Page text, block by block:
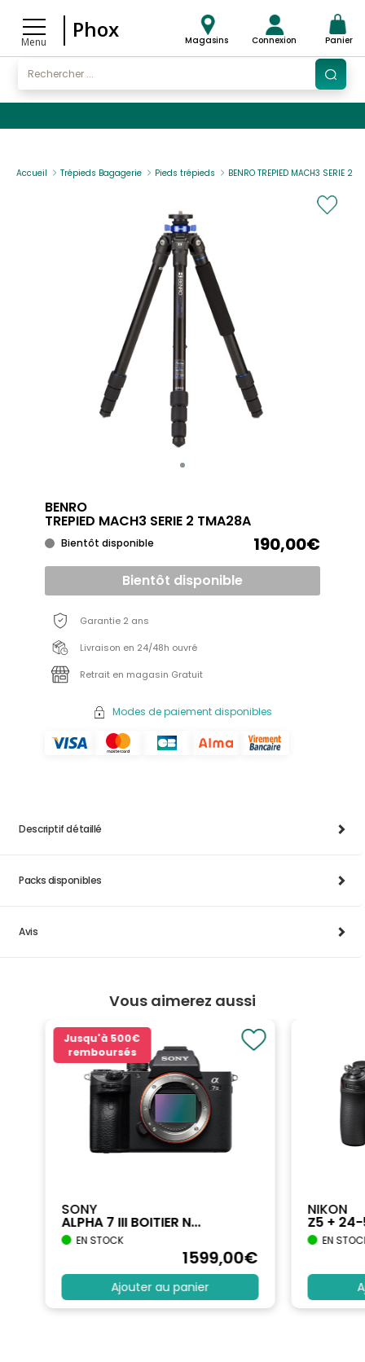
Menu
Phox Magasins Connexion Panier
Accueil Trépieds Bagagerie Pieds trépieds BENRO TREPIED MACH3 SERIE 2
BENRO
TREPIED MACH3 SERIE 2 TMA28A
Bientôt disponible 190,00€
Bientôt disponible
Garantie 2 ans
Livraison en 24/48h ouvré
Retrait en magasin Gratuit
Modes de paiement disponibles
Descriptif détaillé
Packs disponibles
Avis
Vous aimerez aussi
Jusqu'à 500€
remboursés
SONY
ALPHA 7 III BOITIER N...
EN STOCK
1599,00€
Ajouter au panier
NIKON
Z5 +
EN